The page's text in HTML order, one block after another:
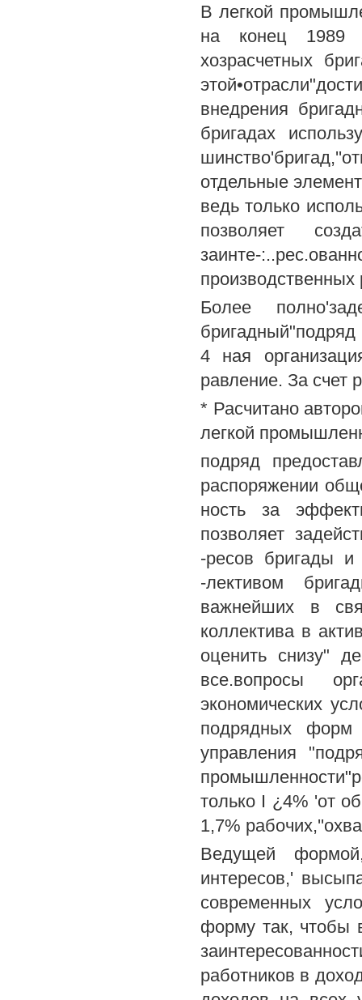
В легкой
на конец 1989
хозрасчетных
внедрения
бригадах
отдельные
ведь только
позволяет
заинте-
производственных
Более
бригадный"подряд
4 ная
равление. За счет
* Расчитано
легкой
подряд
распоряжении
ность за
позволяет
-ресов бригады
-лективом
важнейших в
коллектива в
оценить снизу"
все.вопросы
экономических
подрядных форм
управления
только I ¿4% 'от
1,7%
Ведущей
интересов,'
современных
форму так, чтобы
работников в